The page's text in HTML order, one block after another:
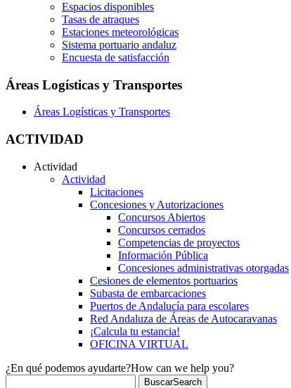
Espacios disponibles
Tasas de atraques
Estaciones meteorológicas
Sistema portuario andaluz
Encuesta de satisfacción
Áreas Logísticas y Transportes
Áreas Logísticas y Transportes
ACTIVIDAD
Actividad
Actividad
Licitaciones
Concesiones y Autorizaciones
Concursos Abiertos
Concursos cerrados
Competencias de proyectos
Información Pública
Concesiones administrativas otorgadas
Cesiones de elementos portuarios
Subasta de embarcaciones
Puertos de Andalucía para escolares
Red Andaluza de Áreas de Autocaravanas
¡Calcula tu estancia!
OFICINA VIRTUAL
¿En qué podemos ayudarte?How can we help you?
BuscarSearch